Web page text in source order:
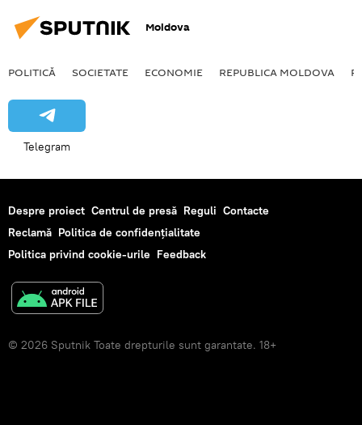
Moldova
POLITICĂ SOCIETATE ECONOMIE REPUBLICA MOLDOVA
Telegram
Despre proiect Centrul de presă Reguli Contacte
Reclamă Politica de confidențialitate
Politica privind cookie-urile Feedback
© 2026 Sputnik Toate drepturile sunt garantate. 18+